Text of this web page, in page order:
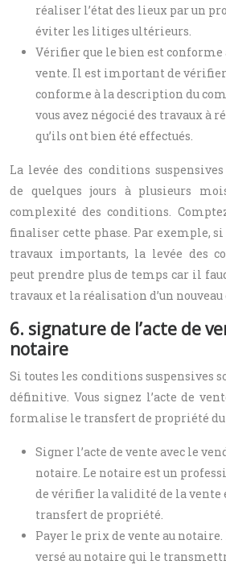
réaliser l’état des lieux par un
éviter les litiges ultérieurs.
Vérifier que le bien est conforme
vente. Il est important de
conforme à la description du
vous avez négocié des travaux à
qu’ils ont bien été effectués.
La levée des conditions
de quelques jours à plusieurs
complexité des conditions.
finaliser cette phase. Par exemple, si
travaux importants, la levée des
peut prendre plus de temps car il
travaux et la réalisation d’un
6. signature de l’acte de
notaire
Si toutes les conditions suspensives
définitive. Vous signez l’acte de
formalise le transfert de propriété du
Signer l’acte de vente avec le
notaire. Le notaire est un
de vérifier la validité de la vente
transfert de propriété.
Payer le prix de vente au
versé au notaire qui le